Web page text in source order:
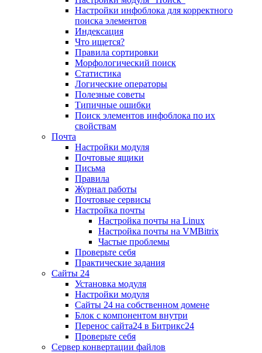
Настройки инфоблока для корректного
поиска элементов
Индексация
Что ищется?
Правила сортировки
Морфологический поиск
Статистика
Логические операторы
Полезные советы
Типичные ошибки
Поиск элементов инфоблока по их
свойствам
Почта
Настройки модуля
Почтовые ящики
Письма
Правила
Журнал работы
Почтовые сервисы
Настройка почты
Настройка почты на Linux
Настройка почты на VMBitrix
Частые проблемы
Проверьте себя
Практические задания
Сайты 24
Установка модуля
Настройки модуля
Сайты 24 на собственном домене
Блок с компонентом внутри
Перенос сайта24 в Битрикс24
Проверьте себя
Сервер конвертации файлов